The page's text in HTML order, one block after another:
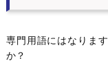
専門用語にはなりま
か？